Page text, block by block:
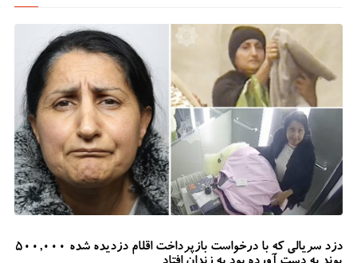
دزد سریالی که با درخواست بازپرداخت اقلام دزدیده شده 500,000